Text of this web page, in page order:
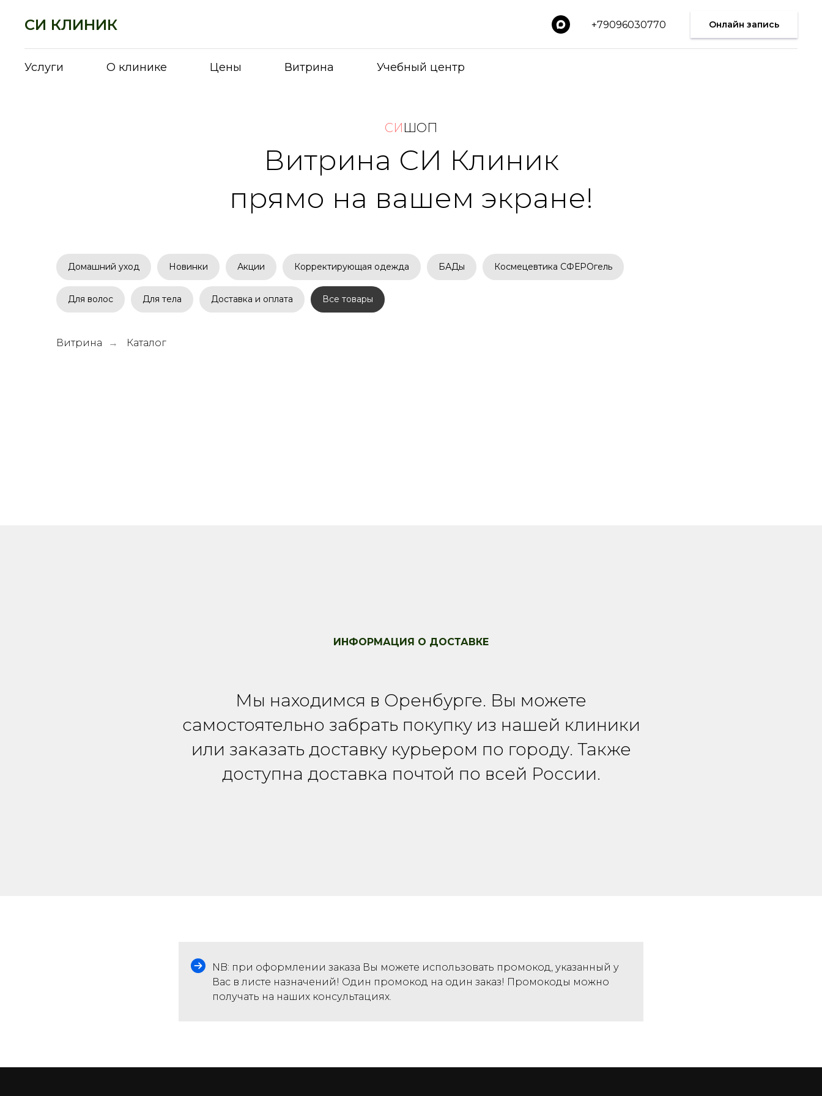
СИ КЛИНИК +79096030770 Онлайн запись
Услуги О клинике Цены Витрина Учебный центр
СИШОП
Витрина СИ Клиник
прямо на вашем экране!
Домашний уход Новинки Акции Корректирующая одежда БАДы Космецевтика СФЕРОгель
Для волос Для тела Доставка и оплата Все товары
Витрина → Каталог
ИНФОРМАЦИЯ О ДОСТАВКЕ
Мы находимся в Оренбурге. Вы можете
самостоятельно забрать покупку из нашей клиники
или заказать доставку курьером по городу. Также
доступна доставка почтой по всей России.
NB: при оформлении заказа Вы можете использовать промокод, указанный у
Вас в листе назначений! Один промокод на один заказ! Промокоды можно
получать на наших консультациях.